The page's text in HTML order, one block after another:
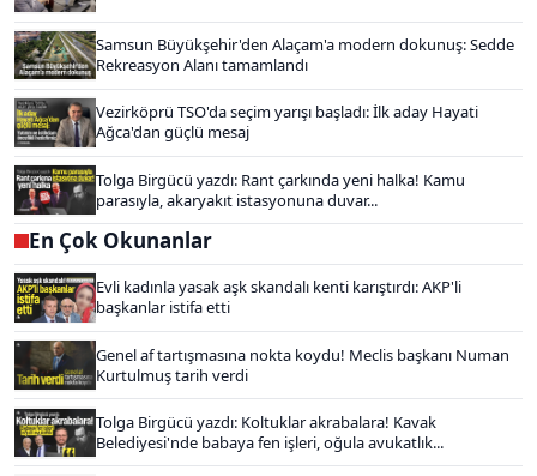
Samsun Büyükşehir'den Alaçam'a modern dokunuş: Sedde
Rekreasyon Alanı tamamlandı
Vezirköprü TSO'da seçim yarışı başladı: İlk aday Hayati
Ağca'dan güçlü mesaj
Tolga Birgücü yazdı: Rant çarkında yeni halka! Kamu
parasıyla, akaryakıt istasyonuna duvar...
En Çok Okunanlar
Evli kadınla yasak aşk skandalı kenti karıştırdı: AKP'li
başkanlar istifa etti
Genel af tartışmasına nokta koydu! Meclis başkanı Numan
Kurtulmuş tarih verdi
Tolga Birgücü yazdı: Koltuklar akrabalara! Kavak
Belediyesi'nde babaya fen işleri, oğula avukatlık...